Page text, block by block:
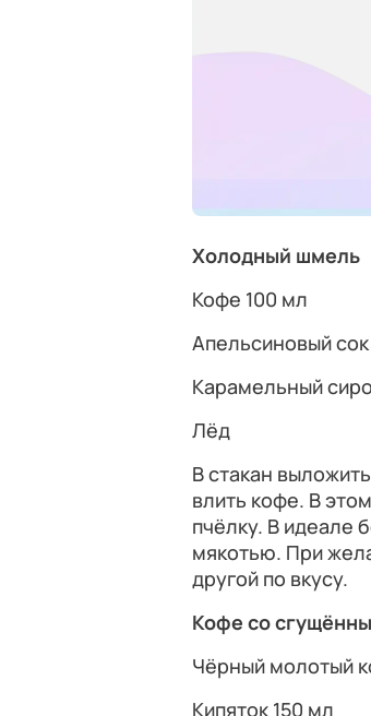
Холодный шмель
Кофе 100 мл
Апельсиновый
Карамельный
Лёд
В стакан
влить кофе. В
пчёлку. В идеале
мякотью. При
другой по вкусу.
Кофе со
Чёрный молотый
Кипяток 150 мл